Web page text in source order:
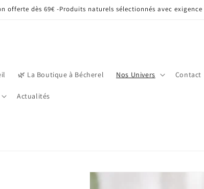
offerte dès 69€ -Produits naturels sélectionnés avec exigence
🌿 La Boutique à Bécherel Nos Univers Contact
Actualités